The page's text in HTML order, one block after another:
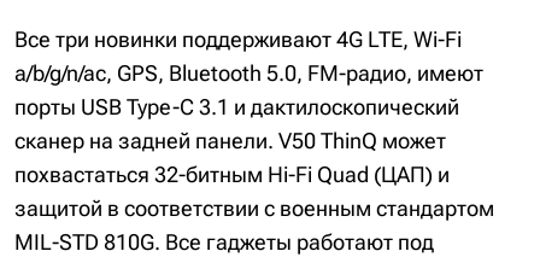
Все три новинки поддерживают 4G LTE, Wi-Fi
a/b/g/n/ac, GPS, Bluetooth 5.0, FM-радио, имеют
порты USB Type-C 3.1 и дактилоскопический
сканер на задней панели. V50 ThinQ может
похвастаться 32-битным Hi-Fi Quad (ЦАП) и
защитой в соответствии с военным стандартом
MIL-STD 810G. Все гаджеты работают под